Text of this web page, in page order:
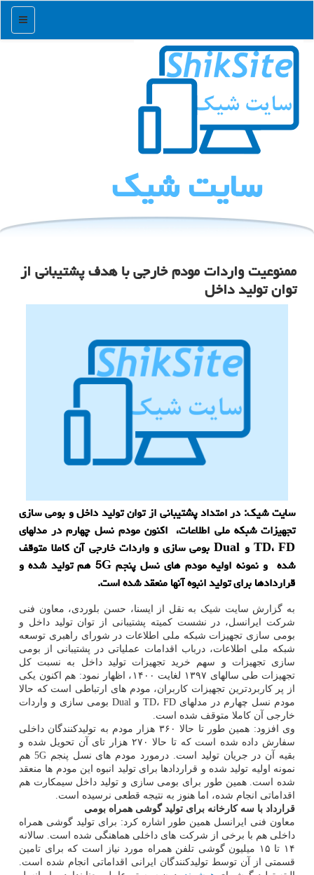
منو
سایت شیك
ممنوعیت واردات مودم خارجی با هدف پشتیبانی از
توان تولید داخل
سایت شیک: در امتداد پشتیبانی از توان تولید داخل و بومی سازی
تجهیزات شبکه ملی اطلاعات، اکنون مودم نسل چهارم در مدلهای
TD، FD و Dual بومی سازی و واردات خارجی آن کاملا متوقف
شده و نمونه اولیه مودم های نسل پنجم 5G هم تولید شده و
قراردادها برای تولید انبوه آنها منعقد شده است.
به گزارش سایت شیک به نقل از ایسنا، حسن بلوردی، معاون فنی
شرکت ایرانسل، در نشست کمیته پشتیبانی از توان تولید داخل و
بومی سازی تجهیزات شبکه ملی اطلاعات در شورای راهبری توسعه
شبکه ملی اطلاعات، درباب اقدامات عملیاتی در پشتیبانی از بومی
سازی تجهیزات و سهم خرید تجهیزات تولید داخل به نسبت کل
تجهیزات طی سالهای ۱۳۹۷ لغایت ۱۴۰۰، اظهار نمود: هم اکنون یکی
از پر کاربردترین تجهیزات کاربران، مودم های ارتباطی است که حالا
مودم نسل چهارم در مدلهای TD، FD و Dual بومی سازی و واردات
خارجی آن کاملا متوقف شده است.
وی افزود: همین طور تا حالا ۳۶۰ هزار مودم به تولیدکنندگان داخلی
سفارش داده شده است که تا حالا ۲۷۰ هزار تای آن تحویل شده و
بقیه آن در جریان تولید است. درمورد مودم های نسل پنجم 5G هم
نمونه اولیه تولید شده و قراردادها برای تولید انبوه این مودم ها منعقد
شده است. همین طور برای بومی سازی و تولید داخل سیمکارت هم
اقداماتی انجام شده، اما هنوز به نتیجه قطعی نرسیده است.
قرارداد با سه کارخانه برای تولید گوشی همراه بومی
معاون فنی ایرانسل همین طور اشاره کرد: برای تولید گوشی همراه
داخلی هم با برخی از شرکت های داخلی هماهنگی شده است. سالانه
۱۴ تا ۱۵ میلیون گوشی تلفن همراه مورد نیاز است که برای تامین
قسمتی از آن توسط تولیدکنندگان ایرانی اقداماتی انجام شده است.